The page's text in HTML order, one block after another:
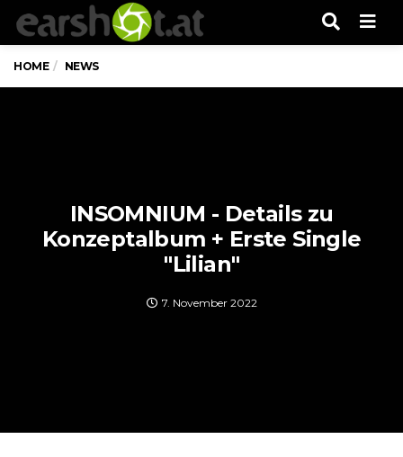
HOME NEWS
INSOMNIUM - Details zu
Konzeptalbum + Erste Single
"Lilian"
7. November 2022